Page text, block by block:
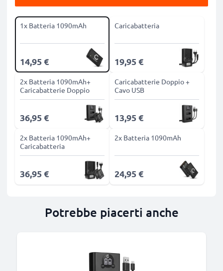
1x Batteria 1090mAh
14,95 €
Caricabatteria
19,95 €
2x Batteria 1090mAh+
Caricabatterie Doppio
36,95 €
Caricabatterie Doppio +
Cavo USB
13,95 €
2x Batteria 1090mAh+
Caricabatteria
36,95 €
2x Batteria 1090mAh
24,95 €
Potrebbe piacerti anche